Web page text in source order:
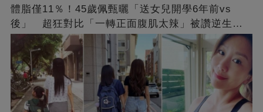
體脂僅11％！45歲佩甄曬「送女兒開學6年前vs
後」 超狂對比「一轉正面腹肌太辣」被讚逆生
長：媽媽變姊姊❤